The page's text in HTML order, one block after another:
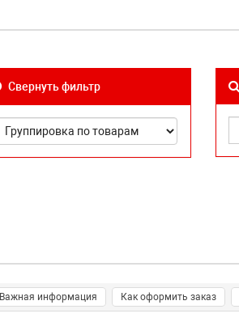
Свернуть фильтр
Важная информация Как оформить заказ